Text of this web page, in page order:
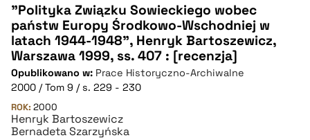
pobierz cytat
CZYSTY TEKST
pobierz cytat
BIBTEX
"Polityka Związku Sowieckiego wobec
państw Europy Środkowo-Wschodniej w
latach 1944-1948", Henryk Bartoszewicz,
Warszawa 1999, ss. 407 : [recenzja]
Opublikowano w: Prace Historyczno-Archiwalne
2000 / Tom 9 / s. 229 - 230
ROK: 2000
Henryk Bartoszewicz
Bernadeta Szarzyńska